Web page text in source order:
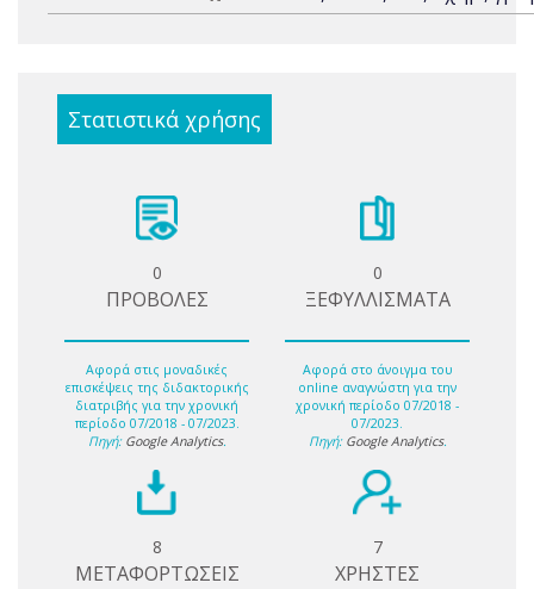
Στατιστικά χρήσης
0
ΠΡΟΒΟΛΕΣ
Αφορά στις μοναδικές
επισκέψεις της διδακτορικής
διατριβής για την χρονική
περίοδο 07/2018 - 07/2023.
Πηγή: Google Analytics.
0
ΞΕΦΥΛΛΙΣΜΑΤΑ
Αφορά στο άνοιγμα του
online αναγνώστη για την
χρονική περίοδο 07/2018 -
07/2023.
Πηγή: Google Analytics.
8
ΜΕΤΑΦΟΡΤΩΣΕΙΣ
7
ΧΡΗΣΤΕΣ